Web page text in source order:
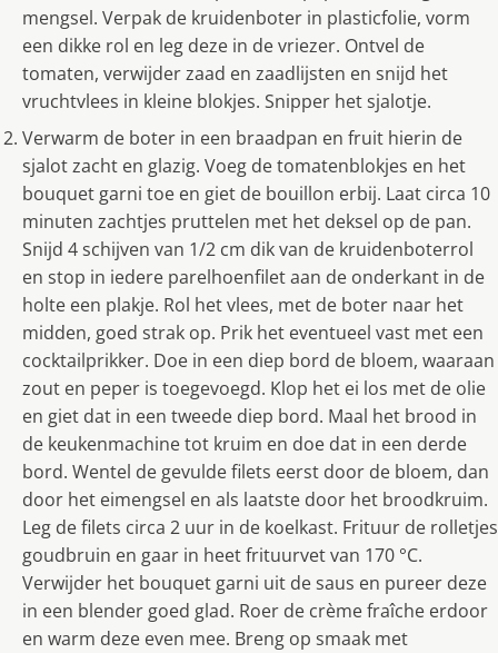
mengsel. Verpak de kruidenboter in plasticfolie, vorm
een dikke rol en leg deze in de vriezer. Ontvel de
tomaten, verwijder zaad en zaadlijsten en snijd het
vruchtvlees in kleine blokjes. Snipper het sjalotje.
Verwarm de boter in een braadpan en fruit hierin de
sjalot zacht en glazig. Voeg de tomatenblokjes en het
bouquet garni toe en giet de bouillon erbij. Laat circa 10
minuten zachtjes pruttelen met het deksel op de pan.
Snijd 4 schijven van 1/2 cm dik van de kruidenboterrol
en stop in iedere parelhoenfilet aan de onderkant in de
holte een plakje. Rol het vlees, met de boter naar het
midden, goed strak op. Prik het eventueel vast met een
cocktailprikker. Doe in een diep bord de bloem, waaraan
zout en peper is toegevoegd. Klop het ei los met de olie
en giet dat in een tweede diep bord. Maal het brood in
de keukenmachine tot kruim en doe dat in een derde
bord. Wentel de gevulde filets eerst door de bloem, dan
door het eimengsel en als laatste door het broodkruim.
Leg de filets circa 2 uur in de koelkast. Frituur de rolletjes
goudbruin en gaar in heet frituurvet van 170 °C.
Verwijder het bouquet garni uit de saus en pureer deze
in een blender goed glad. Roer de crème fraîche erdoor
en warm deze even mee. Breng op smaak met